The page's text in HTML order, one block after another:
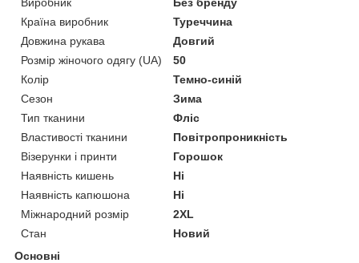
Країна виробник
Туреччина
Довжина рукава
Довгий
Розмір жіночого одягу (UA)
50
Колір
Темно-синій
Сезон
Зима
Тип тканини
Фліс
Властивості тканини
Повітропроникність
Візерунки і принти
Горошок
Наявність кишень
Ні
Наявність капюшона
Ні
Міжнародний розмір
2XL
Стан
Новий
Основні